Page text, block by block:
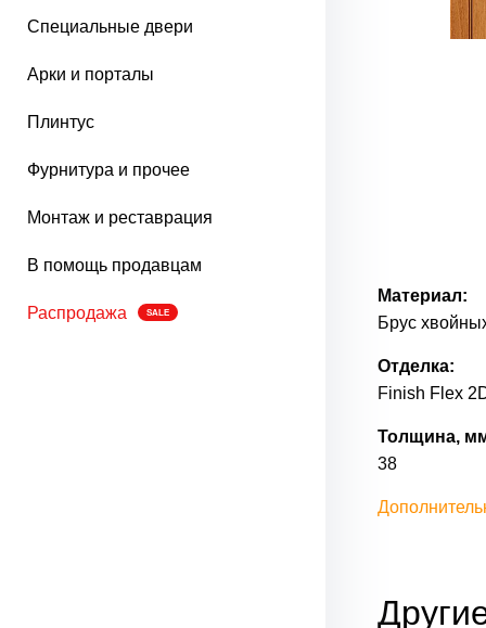
Специальные двери
Арки и порталы
Плинтус
Фурнитура и прочее
Монтаж и реставрация
В помощь продавцам
Распродажа SALE
Материал:
Брус
Отделка:
Finish Flex
Толщина,
38